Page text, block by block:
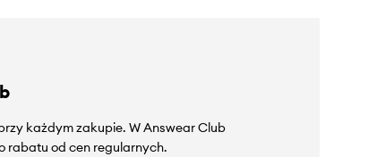
każdym zakupie. W Answear Club
rabatu od cen regularnych.